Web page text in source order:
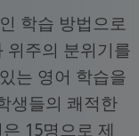
학습 방법으로
위주의 분위기를
는 영어 학습을
생들의 쾌적한
15명으로 제